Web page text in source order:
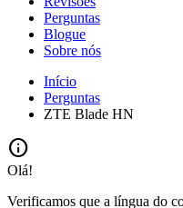
Perguntas
Blogue
Sobre nós
Início
Perguntas
ZTE Blade HN
info
Olá!
Verificamos que a língua do